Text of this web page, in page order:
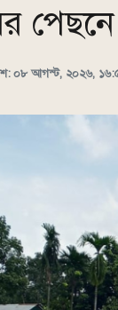
০৮ আগস্ট, ২০২৬,